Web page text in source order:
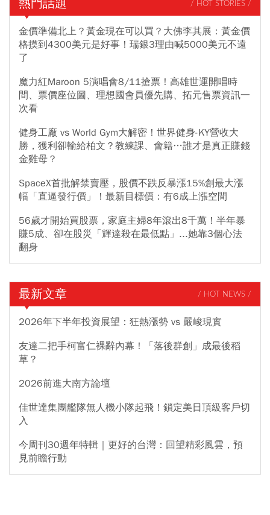
熱門話題 / HOT STORIES /
金價準備北上？黃金現在可以買？大佛李其展：黃金價
格摸到4300美元是好事！瑞銀3理由喊5000美元不遠
了
魔力紅Maroon 5演唱會8/11搶票！高雄世運開唱時
間、票價座位圖、理想國會員優先購、拓元售票資訊一
次看
健身工廠 vs World Gym大解密！世界健身-KY營收大
勝，獲利卻輸給柏文？教練課、會籍…誰才是真正賺錢
金雞母？
SpaceX首批解禁賣壓，股價不跌反暴漲15%創最大漲
幅「直逼發行價」！最新目標價：有6成上漲空間
56歲才開始買股票，家庭主婦8年滾出8千萬！半年暴
賺5成、卻在股災「輝達殺在最低點」...她靠3個心法
翻身
最新文章 / HOT NEWS /
2026年下半年投資展望：狂熱漲勢 vs 嚴峻現實
友達二把手柯富仁裸辭內幕！「落後群創」成最後稻
草？
2026前進大南方論壇
佳世達集團艦隊無人機小隊起飛！鎖定美日頂級客戶切
入
今周刊30週年特輯｜更好的台灣：回望精彩風雲，預
見前瞻行動